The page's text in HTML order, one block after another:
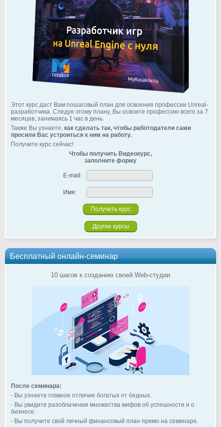
Этот курс даст Вам пошаговый план для освоения профессии Unreal-
разработчика. Следуя этому плану, Вы освоите профессию всего за 7
месяцев, занимаясь 1 час в день.
Также Вы узнаете, как сделать так, чтобы работодатели сами
просили Вас устроиться к ним на работу.
Получите курс сейчас!
Чтобы получить Видеокурс,
заполните форму
E-mail:
Имя:
Другие курсы
Бесплатный онлайн-семинар
10 шагов к созданию своей Web-студии
После семинара:
- Вы узнаете главное отличие богатых от бедных.
- Вы увидите разоблачения множества мифов об успешности и о
бизнесе.
- Вы получите свой личный финансовый план прямо на семинаре.